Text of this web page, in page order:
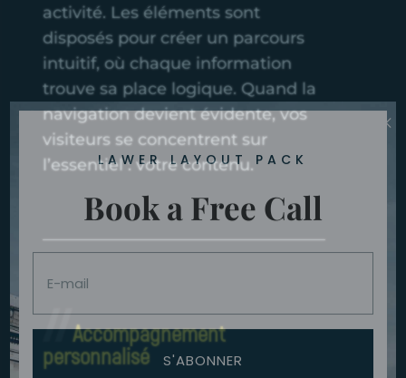
activité. Les éléments sont
disposés pour créer un parcours
intuitif, où chaque information
trouve sa place logique. Quand la
navigation devient évidente, vos
visiteurs se concentrent sur
l’essentiel : votre contenu.
Accompagnement
personnalisé
×
LAWER LAYOUT PACK
Book a Free Call
S'ABONNER